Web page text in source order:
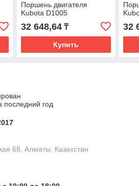
Поршень двигателя
Kubota D1005
32 648,64₸
Купить
32
последний год
68, Алматы, Казахстан